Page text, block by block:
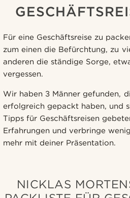
Für eine Geschäftsreise zu
zum einen die Befürchtung, zu
anderen die ständige Sorge,
vergessen.
Wir haben 3 Männer gefunden,
erfolgreich gepackt haben, und
Tipps für Geschäftsreisen
Erfahrungen und verbringe
mehr mit deiner Präsentation.
NICKLAS